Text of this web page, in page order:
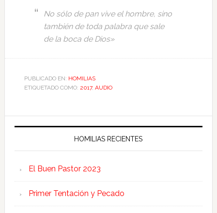
No sólo de pan vive el hombre, sino
también de toda palabra que sale
de la boca de Dios»
PUBLICADO EN: HOMILIAS
ETIQUETADO COMO: 2017, AUDIO
HOMILIAS RECIENTES
El Buen Pastor 2023
Primer Tentación y Pecado